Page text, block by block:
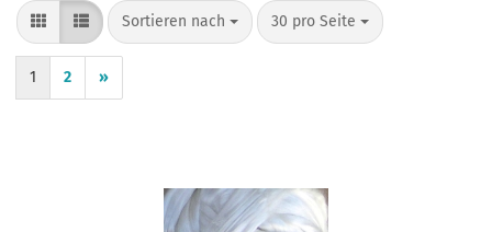
Sortieren nach
Sortieren nach 30 pro Seite
pro Seite
1 2 »